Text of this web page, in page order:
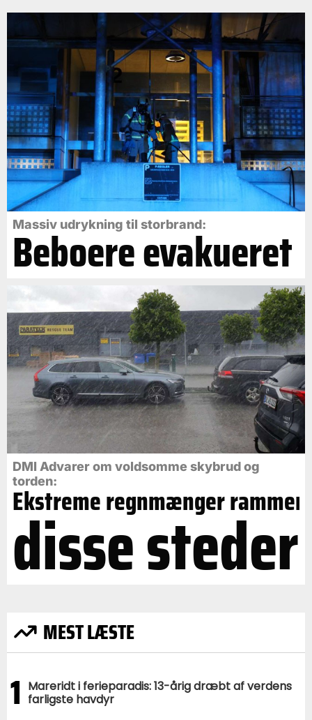
Massiv udrykning til storbrand:
Beboere evakueret
DMI Advarer om voldsomme skybrud og
torden:
Ekstreme regnmænger rammer
disse steder
MEST LÆSTE
1 Mareridt i ferieparadis: 13-årig dræbt af verdens
farligste havdyr